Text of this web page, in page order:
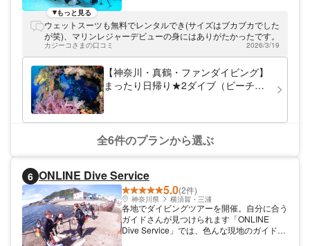
に愛されています。アクセスが良いのも魅力
の1つ。都内から約90分で来られる好立地で
もっと見る
ウェットスーツも無料でレンタルでき(サイズはブカブカでした
が笑)、マリンレジャーデビューの身にはありがたかったです。
カジーコさまの口コミ 2026/3/19
【神奈川・真鶴・ファンダイビング】
まったり日帰り★2ダイブ（ビーチは
全6件のプランから選ぶ
6 ONLINE Dive Service
5.0(2件)
神奈川県 横須賀・三浦
各地でダイビングツアーを開催。自分に合う
ガイドさんが見つけられます「ONLINE
Dive Service」では、色んな現地のガイドさ